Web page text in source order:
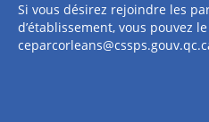
Si vous désirez rejoindre les
d’établissement, vous pouvez